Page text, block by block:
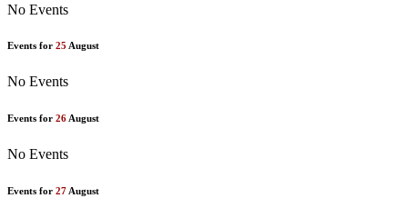
No Events
Events for 25 August
No Events
Events for 26August
No Events
Events for 27 August